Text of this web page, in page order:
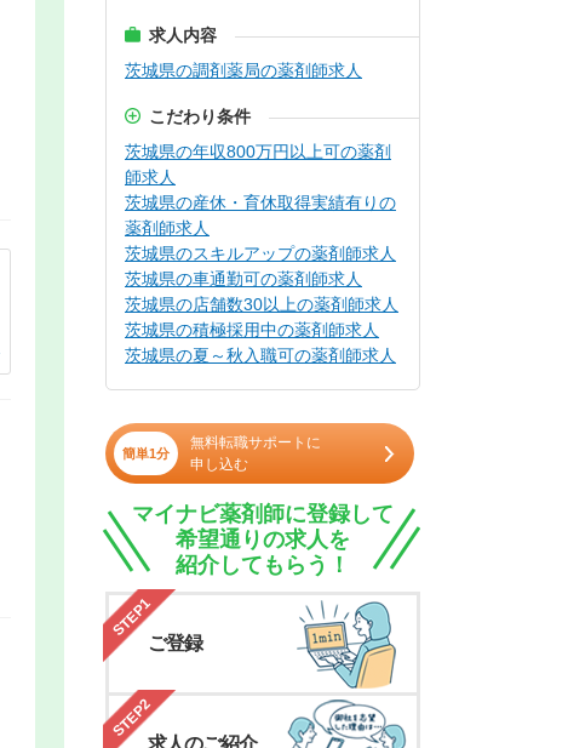
求人内容
茨城県の調剤薬局の薬剤師求人
こだわり条件
茨城県の年収800万円以上可の薬剤
師求人
茨城県の産休・育休取得実績有りの
薬剤師求人
茨城県のスキルアップの薬剤師求人
茨城県の車通勤可の薬剤師求人
茨城県の店舗数30以上の薬剤師求人
茨城県の積極採用中の薬剤師求人
茨城県の夏～秋入職可の薬剤師求人
簡単1分
無料転職サポートに
申し込む
マイナビ薬剤師に登録して
希望通りの求人を
紹介してもらう！
STEP1
ご登録
STEP2
求人のご紹介